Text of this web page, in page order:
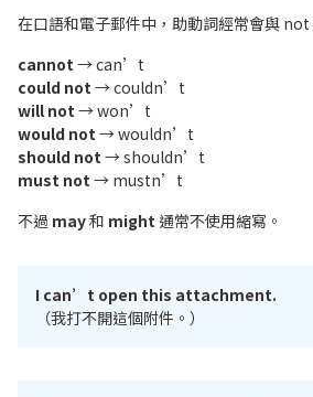
在口語和電子郵件中，助動詞經常會與 not
cannot→ can’t
could not→ couldn’t
will not→ won’t
would not→ wouldn’t
should not→ shouldn’t
must not→ mustn’t
不過 may和 might通常不使用縮寫。
I can’t open this attachment.
（我打不開這個附件。）